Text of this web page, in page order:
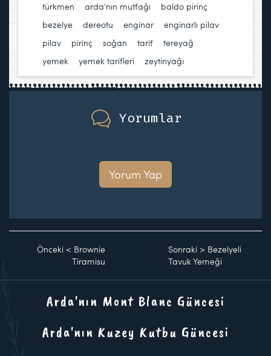
türkmen
arda'nın mutfağı baldo pirinç
bezelye
dereotu enginar enginarlı pilav
pilav
pirinç soğan tarif tereyağ
yemek
yemek tarifleri zeytinyağı
Yorumlar
Yorum Yap
Önceki < Brownie
Tiramisu
Sonraki > Bezelyeli
Tavuk Yemeği
Arda'nın Mont Blanc Güncesi
Arda'nın Kuzey Kutbu Güncesi